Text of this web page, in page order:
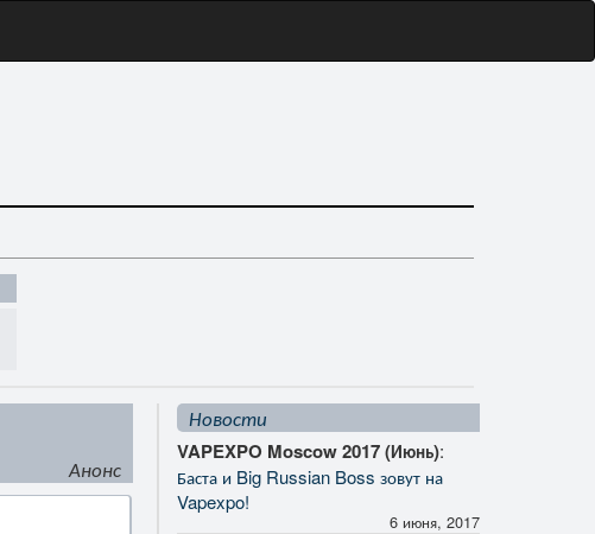
Анонс
Новости
VAPEXPO Moscow 2017 (Июнь):
Баста и Big Russian Boss зовут на
Vapexpo!
6 июня, 2017